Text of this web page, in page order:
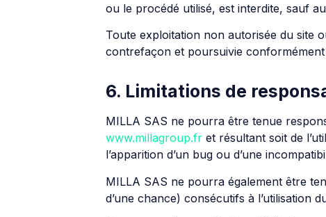
ou le procédé utilisé, est interdite, sauf
Toute exploitation non autorisée du site
contrefaçon et poursuivie conformément
6. Limitations de
MILLA SAS ne pourra être tenue
www.millagroup.fr et résultant soit de
l’apparition d’un bug ou d’une
MILLA SAS ne pourra également être
d’une chance) consécutifs à l’utilisation